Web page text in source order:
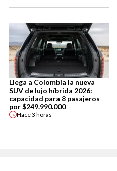
Llega a Colombia la nueva
SUV de lujo híbrida 2026:
capacidad para 8 pasajeros
por $249.990.000
Hace3 horas